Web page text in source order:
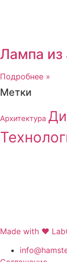
Лампа из
Подробнее »
Метки
Архитектура
Made with ❤